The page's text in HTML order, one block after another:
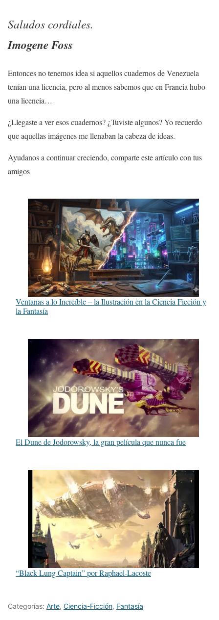
Saludos cordiales.
Imogene Foss
Entonces no tenemos idea si aquellos cuadernos de Venezuela
tenían una licencia, pero al menos sabemos que en Francia hubo
una licencia…
¿Llegaste a ver esos cuadernos? ¿Tuviste algunos? Yo recuerdo
que aquellas imágenes me llenaban la cabeza de ideas.
Ayudanos a continuar creciendo, comparte este artículo con tus
amigos
Ventanas a lo Increíble – la Ilustración en la Ciencia Ficción y
la Fantasía
El Dune de Jodorowsky, la gran película que nunca fue
“Black Lung Captain” por Raphael-Lacoste
Categorías: Arte, Ciencia-Ficción, Fantasía